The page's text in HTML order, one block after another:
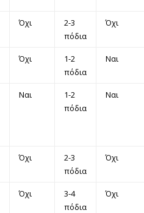
Όχι
2-3
πόδια
Όχι
Όχι
1-2
πόδια
Ναι
Ναι
1-2
πόδια
Ναι
Όχι
2-3
πόδια
Όχι
Όχι
3-4
πόδια
Όχι